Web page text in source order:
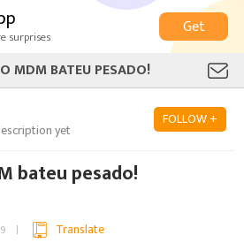
surprises
Get
MDM BATEU PESADO!
yet
FOLLOW +
bateu pesado!
Translate